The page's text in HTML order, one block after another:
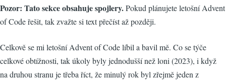
Pozor: Tato sekce obsahuje spojlery.Pokud plánujete letošní Advent
of Code řešit, tak zvažte si text přečíst až později.
Celkově se mi letošní Advent of Code líbil a bavil mě. Co se týče
celkové obtížnosti, tak úkoly byly jednodušší než loni (2023), i když
na druhou stranu je třeba říct, že minulý rok byl zřejmě jeden z